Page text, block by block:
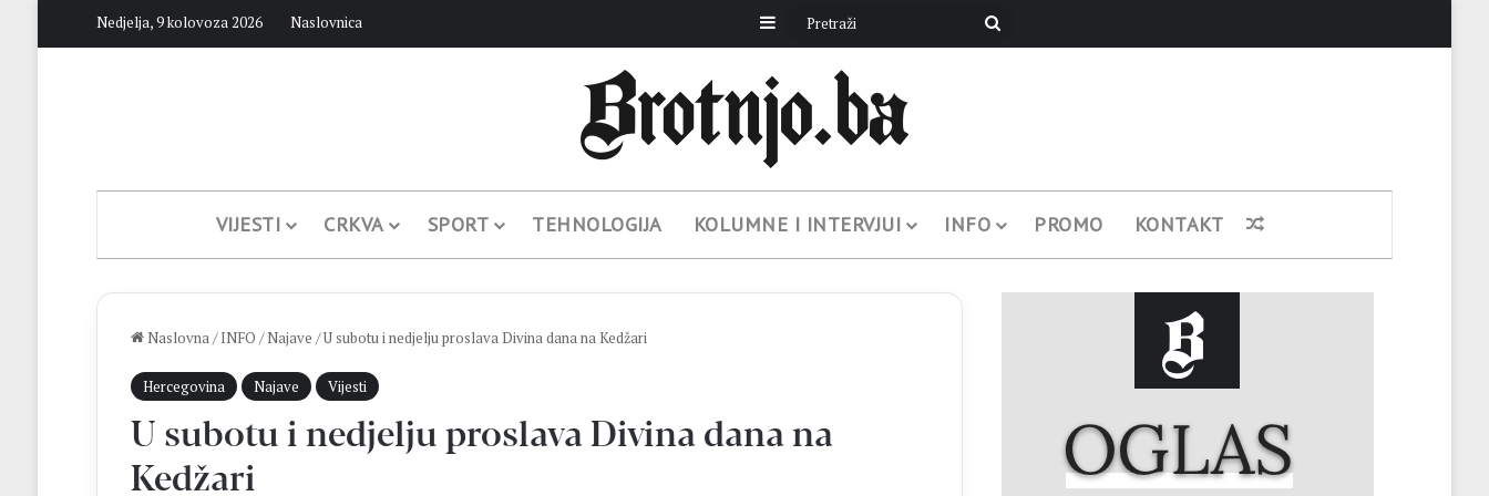
Nedjelja, 9 kolovoza 2026 Naslovnica Sidebar Pretraži
VIJESTI CRKVA SPORT TEHNOLOGIJA KOLUMNE I INTERVJUI INFO PROMO KONTAKT Nasumični članak
Naslovna/ INFO / Najave /U subotu i nedjelju proslava Divina dana na Kedžari
Hercegovina Najave Vijesti
U subotu i nedjelju proslava Divina dana na
Kedžari